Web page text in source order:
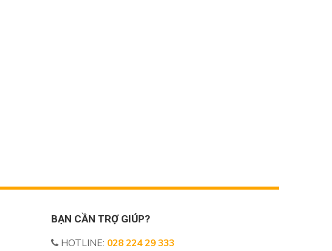
BẠN CẦN TRỢ GIÚP?
HOTLINE: 028 224 29 333